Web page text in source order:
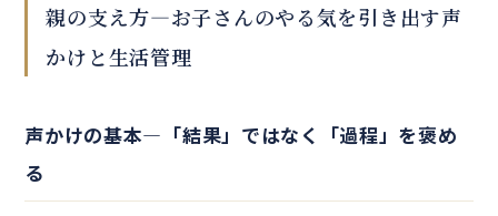
親の支え方—お子さんのやる気を引き出す声
かけと生活管理
声かけの基本—「結果」ではなく「過程」を褒め
る